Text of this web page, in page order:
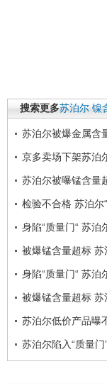
搜索更多苏泊尔 镍
苏泊尔被爆金属含
京多卖场下架苏泊
苏泊尔被曝锰含量
检验不合格 苏泊尔
身陷“质量门“ 苏泊
被爆锰含量超标 苏
身陷“质量门“ 苏泊
被爆锰含量超标
苏泊尔低价产品曝
苏泊尔陷入“质量